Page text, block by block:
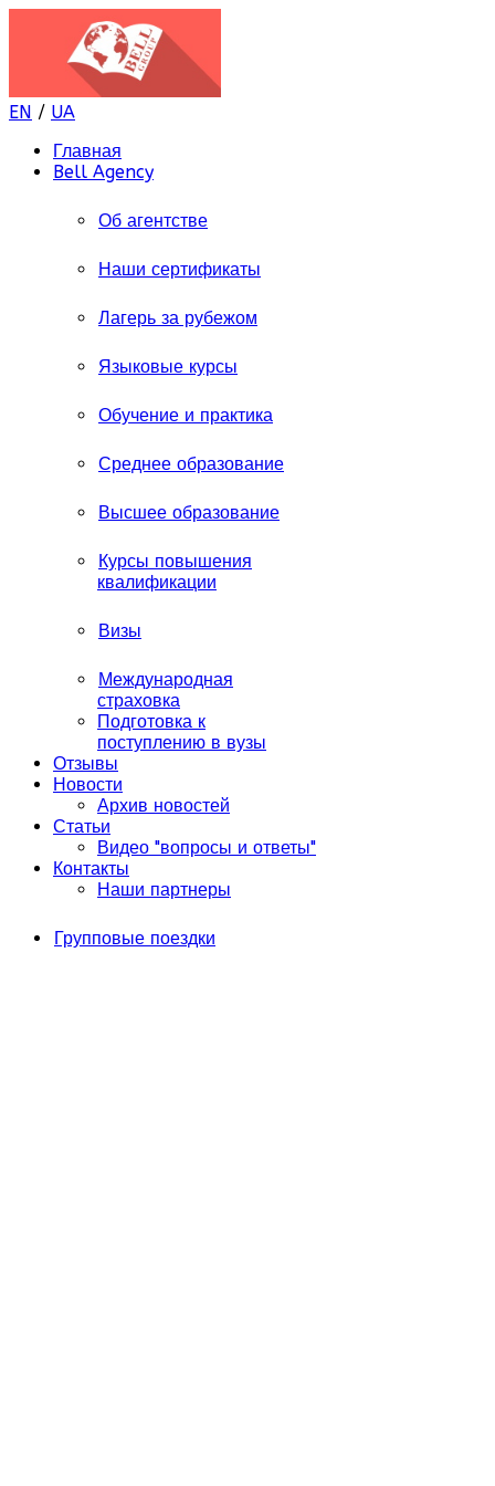
EN / UA
Главная
Bell Agency
Об агентстве
Наши сертификаты
Лагерь за рубежом
Языковые курсы
Обучение и практика
Среднее образование
Высшее образование
Курсы повышения
квалификации
Визы
Международная
страховка
Подготовка к
поступлению в вузы
Отзывы
Новости
Архив новостей
Статьи
Видео "вопросы и ответы"
Контакты
Наши партнеры
Групповые поездки